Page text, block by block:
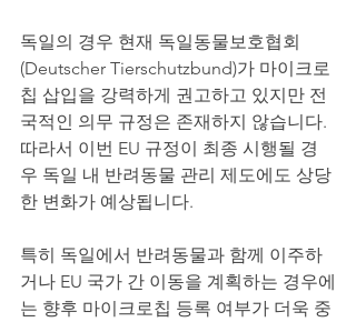
독일의 경우 현재 독일동물보호협회
(Deutscher Tierschutzbund)가 마이크로
칩 삽입을 강력하게 권고하고 있지만 전
국적인 의무 규정은 존재하지 않습니다.
따라서 이번 EU 규정이 최종 시행될 경
우 독일 내 반려동물 관리 제도에도 상당
한 변화가 예상됩니다.
특히 독일에서 반려동물과 함께 이주하
거나 EU 국가 간 이동을 계획하는 경우에
는 향후 마이크로칩 등록 여부가 더욱 중